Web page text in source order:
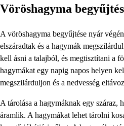
Vöröshagyma
A vöröshagyma begyűjtése nyár
elszáradtak és a hagymák
kell ásni a talajból, és megtisztítani a
hagymákat egy napig napos helyen
megszilárduljon és a nedvesség
A tárolása a hagymáknak egy száraz,
áramlik. A hagymákat lehet tárolni